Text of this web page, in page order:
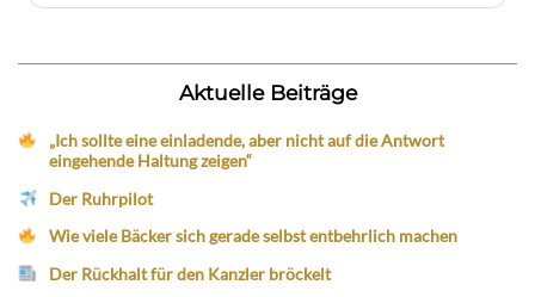
Aktuelle Beiträge
„Ich sollte eine einladende, aber nicht auf die Antwort
eingehende Haltung zeigen“
Der Ruhrpilot
Wie viele Bäcker sich gerade selbst entbehrlich machen
Der Rückhalt für den Kanzler bröckelt